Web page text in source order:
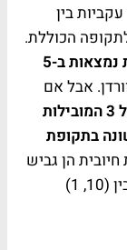
בין
הכוללת.
שתיים מתוך 3 המובילות בתקופת הירידות נמצאות ב-5
אבל אם
כל 3 המובילות
בתקופת
הן גביש
(6 בירידות, 2 בכללי), אושן יצירה (1, 8), קבין (10, 1)